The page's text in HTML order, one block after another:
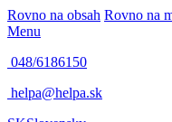
Rovno na obsah Rovno na
Menu
048/6186150
helpa@helpa.sk